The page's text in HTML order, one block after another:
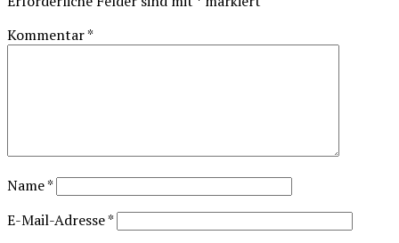
Kommentar*
Name*
E-Mail-Adresse*